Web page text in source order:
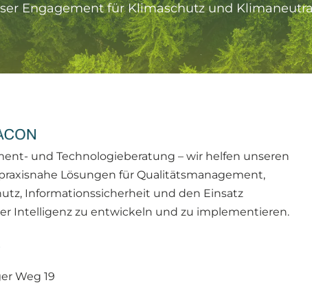
Engagement für Klimaschutz und
und Technologieberatung – wir helfen unseren
Lösungen für Qualitätsmanagement,
Informationssicherheit und den Einsatz
Intelligenz zu entwickeln und zu implementieren.
Weg 19